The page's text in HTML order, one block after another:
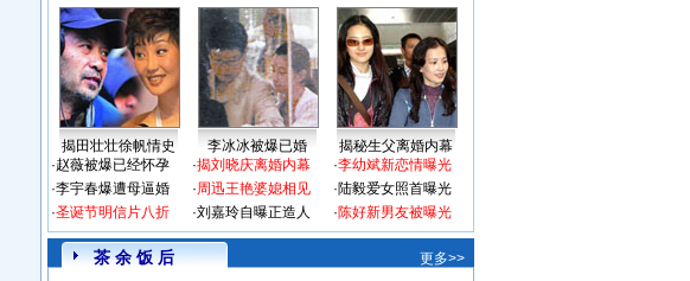
揭田壮壮徐帆情史 李冰冰被爆已婚
揭秘生父离婚内幕
·赵薇被爆已经怀孕
·李宇春爆遭母逼婚
·圣诞节明信片八折
·揭刘晓庆离婚内幕
·周迅王艳婆媳相见
·刘嘉玲自曝正造人
·李幼斌新恋情曝光
·陆毅爱女照首曝光
·陈好新男友被曝光
茶 余 饭 后
更多>>